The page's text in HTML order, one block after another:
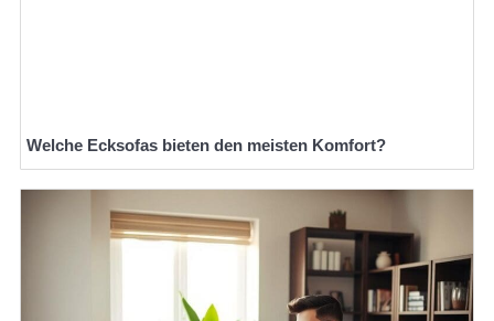
Welche Ecksofas bieten den meisten Komfort?